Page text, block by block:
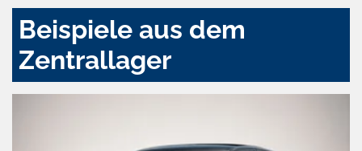
Beispiele aus dem
Zentrallager